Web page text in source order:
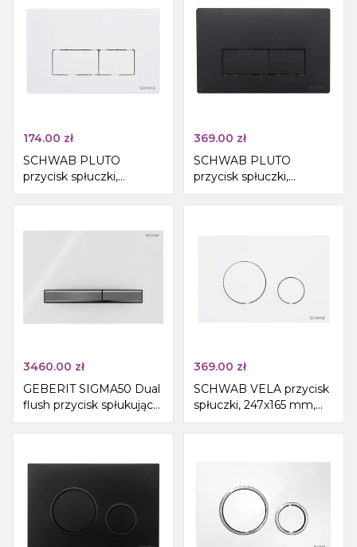
174.00 zł
SCHWAB PLUTO
przycisk spłuczki,
247x160 mm, biały
połysk
369.00 zł
SCHWAB PLUTO
przycisk spłuczki,
247x160 mm, czarny mat
3460.00 zł
GEBERIT SIGMA50 Dual
flush przycisk spłukujący,
biały/czarny chrom
369.00 zł
SCHWAB VELA przycisk
spłuczki, 247x165 mm,
biała matowa